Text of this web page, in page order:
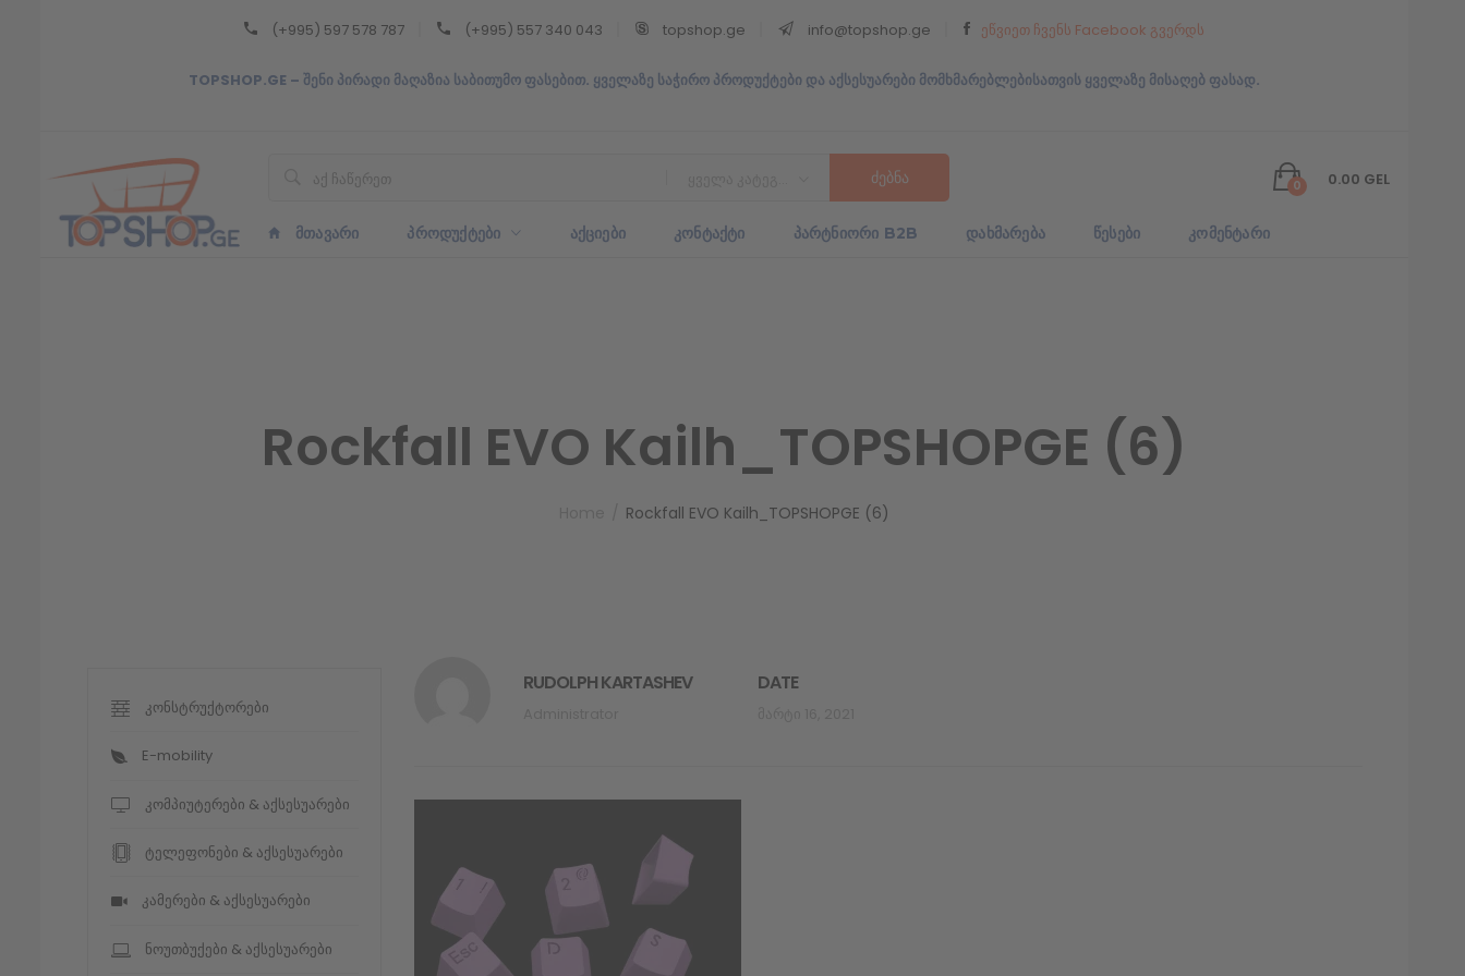
(+995) 597 578 787 (+995) 557 340 043 topshop.ge info@topshop.ge ეწვიეთ ჩვენს Facebook გვერდს
TOPSHOP.GE – შენი პირადი მაღაზია საბითუმო ფასებით. ყველაზე საჭირო პროდუქტები და აქსესუარები მომხმარებლებისათვის ყველაზე მისაღებ ფასად.
0 0.00 GEL
ᲛᲗᲐᲕᲐᲠᲘ ᲞᲠᲝᲓᲣᲥᲢᲔᲑᲘ ᲐᲥᲪᲘᲔᲑᲘ ᲙᲝᲜᲢᲐᲥᲢᲘ ᲞᲐᲠᲢᲜᲘᲝᲠᲘ B2B ᲓᲐᲮᲛᲐᲠᲔᲑᲐ ᲬᲔᲡᲔᲑᲘ ᲙᲝᲛᲔᲜᲢᲐᲠᲘ
Rockfall EVO Kailh_TOPSHOPGE (6)
Rockfall EVO Kailh_TOPSHOPGE (6)
RUDOLPH KARTASHEV DATE
კონსტრუქტორები
E-mobility
კომპიუტერები & აქსესუარები
ტელეფონები & აქსესუარები
კამერები & აქსესუარები
ნოუთბუქები & აქსესუარები